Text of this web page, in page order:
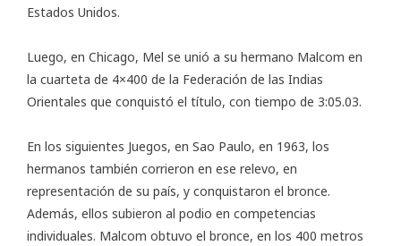
Estados Unidos.
Luego, en Chicago, Mel se unió a su hermano Malcom en
la cuarteta de 4×400 de la Federación de las Indias
Orientales que conquistó el título, con tiempo de 3:05.03.
En los siguientes Juegos, en Sao Paulo, en 1963, los
hermanos también corrieron en ese relevo, en
representación de su país, y conquistaron el bronce.
Además, ellos subieron al podio en competencias
individuales. Malcom obtuvo el bronce, en los 400 metros